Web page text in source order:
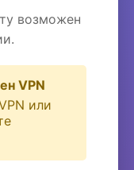
возможен
VPN
или